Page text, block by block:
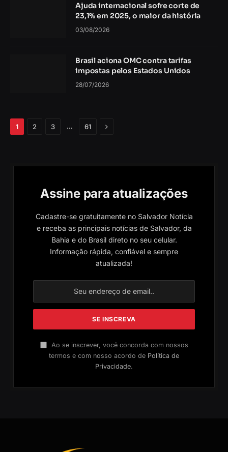
Ajuda internacional sofre corte de
23,1% em 2025, o maior da história
03/08/2026
Brasil aciona OMC contra tarifas
impostas pelos Estados Unidos
28/07/2026
1 2 3 … 61 Próximo
Assine para atualizações
Cadastre-se gratuitamente no Salvador Notícia
e receba as principais notícias de Salvador, da
Bahia e do Brasil direto no seu celular.
Informação rápida, confiável e sempre
atualizada!
Ao se inscrever, você concorda com nossos
termos e com nosso acordo de Política de
Privacidade.